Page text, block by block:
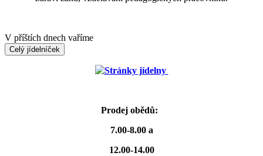
V příštích dnech vaříme
Celý jídelníček
Stránky jídelny
Prodej obědů:
7.00-8.00 a
12.00-14.00